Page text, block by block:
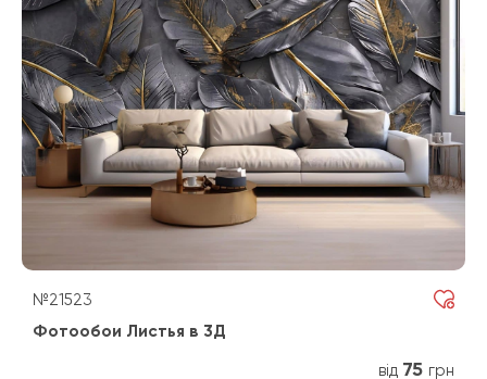
№21523
Фотообои Листья в 3Д
від 75 грн